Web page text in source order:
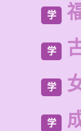
学
学
学
学